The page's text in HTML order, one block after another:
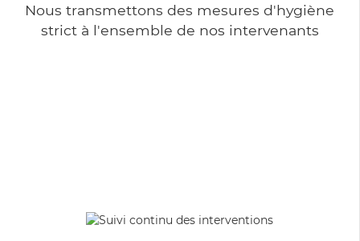
Nous transmettons des mesures d'hygiène
strict à l'ensemble de nos intervenants